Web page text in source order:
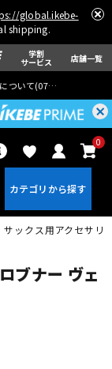
global.ikebe-
shipping.
学割
サービス 店舗一覧
ついて(07月29日
0
サックス用アクセサリ
ブナー ヴェ